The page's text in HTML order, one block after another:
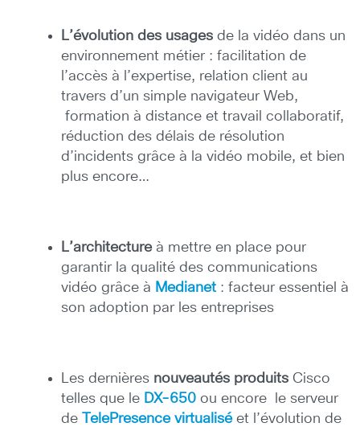
L’évolution des usages de la vidéo dans un
environnement métier : facilitation de
l’accès à l’expertise, relation client au
travers d’un simple navigateur Web,
formation à distance et travail collaboratif,
réduction des délais de résolution
d’incidents grâce à la vidéo mobile, et bien
plus encore…
L’architectureà mettre en place pour
garantir la qualité des communications
vidéo grâce à Medianet : facteur essentiel à
son adoption par les entreprises
Les dernières nouveautés produits Cisco
telles que le DX-650 ou encore le serveur
de
TelePresence virtualiséet l’évolution de